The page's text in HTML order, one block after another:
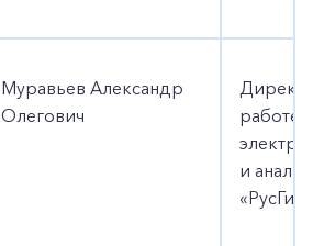
Муравьев Александр
Олегович
работе
и